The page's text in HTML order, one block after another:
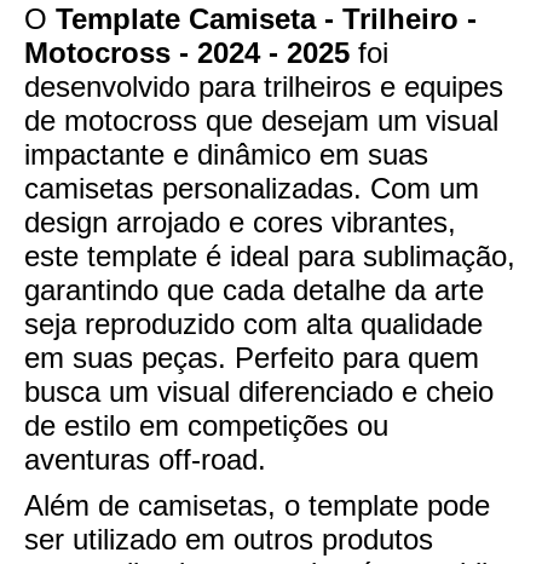
O Template Camiseta - Trilheiro -
Motocross - 2024 - 2025 foi
desenvolvido para trilheiros e equipes
de motocross que desejam um visual
impactante e dinâmico em suas
camisetas personalizadas. Com um
design arrojado e cores vibrantes,
este template é ideal para sublimação,
garantindo que cada detalhe da arte
seja reproduzido com alta qualidade
em suas peças. Perfeito para quem
busca um visual diferenciado e cheio
de estilo em competições ou
aventuras off-road.
Além de camisetas, o template pode
ser utilizado em outros produtos